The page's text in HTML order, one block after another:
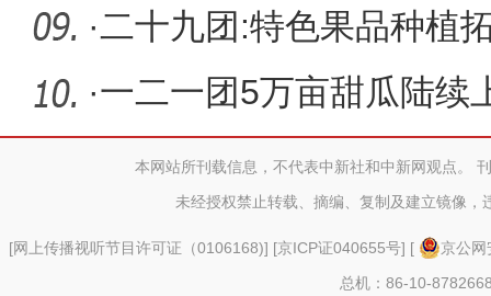
人”义
·二十九团:特色果品种植
·一二一团5万亩甜瓜陆续
亚市场
本网站所刊载信息，不代表中新社和中新网观点。
未经授权禁止转载、摘编、复制及建立镜像，
[网上传播视听节目许可证（0106168)] [京ICP证040655号] [
京公
总机：86-10-